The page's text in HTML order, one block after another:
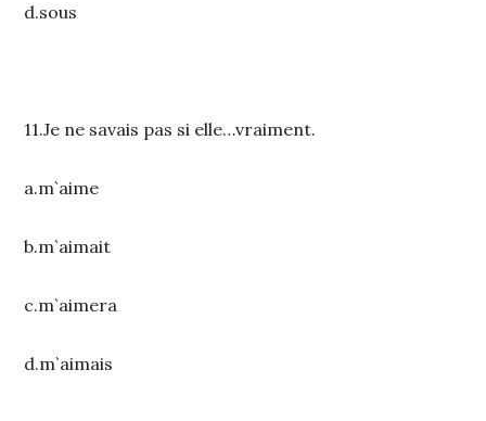
d.sous
11.Je ne savais pas si elle…vraiment.
a.m`aime
b.m`aimait
c.m`aimera
d.m`aimais